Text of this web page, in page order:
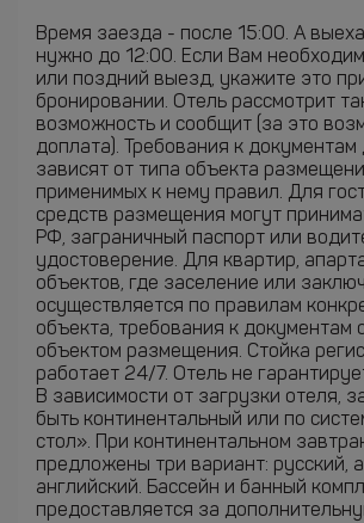
Время заезда - после 15:00. А
нужно до 12:00. Если Вам
или поздний выезд, укажите это
бронировании. Отель рассмотрит
возможность и сообщит (за это
доплата). Требования к документам
зависят от типа объекта
применимых к нему правил. Для
средств размещения могут
РФ, заграничный паспорт или
удостоверение. Для квартир,
объектов, где заселение или
осуществляется по правилам
объекта, требования к документам
объектом размещения. Стойка
работает 24/7. Отель не
В зависимости от загрузки отеля,
быть континентальный или по
стол». При континентальном
предложены три вариант: русский,
английский. Бассейн и банный
предоставляется за